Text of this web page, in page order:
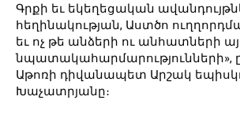
Գրքի եւ եկեղեցական
հեղինակության, Աստծո
եւ ոչ թե անձերի ու անհատների
նպատակահարմարությունների»,
Աթոռի դիվանապետ Արշակ
Խաչատրյանը։